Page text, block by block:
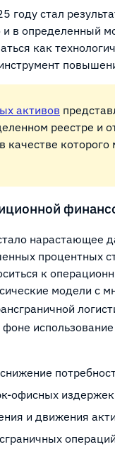
году стал
в определенный
как
активов
реестре и
качестве
нарастающее
процентных
к
модели с
офисных
и движения